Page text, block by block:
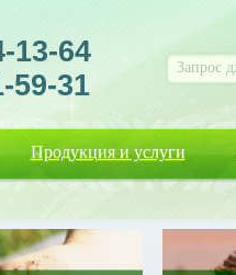
13-64
59-31
Продукция и услуги